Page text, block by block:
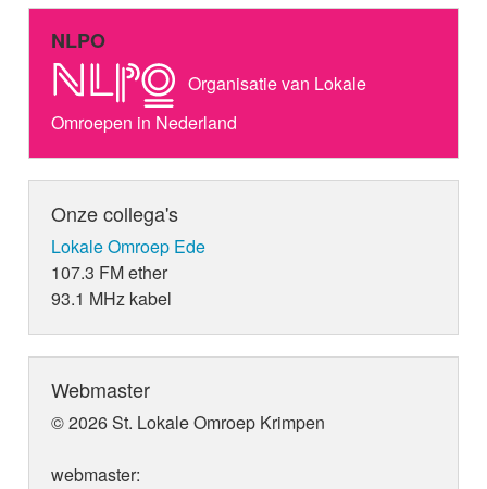
NLPO
Organisatie van Lokale
Omroepen in Nederland
Onze collega's
Lokale Omroep Ede
107.3 FM ether
93.1 MHz kabel
Webmaster
© 2026 St. Lokale Omroep Krimpen
webmaster: